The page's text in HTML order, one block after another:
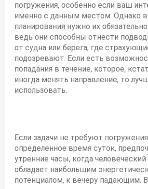
погружения, особенно если ваш
именно с данным местом. Однако
планирования нужно их
ведь они способны отнести
от судна или берега, где
подозревают. Если есть
попадания в течение, которое,
иногда менять направление, то
использовать.
Если задачи не требуют
определенное время суток,
утренние часы, когда человеческий
обладает наибольшим
потенциалом, к вечеру падающим.